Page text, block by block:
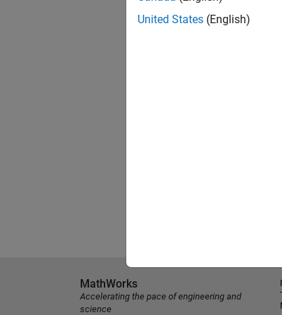
United States (English)
MathWorks
Accelerating the pace of engineering and
science